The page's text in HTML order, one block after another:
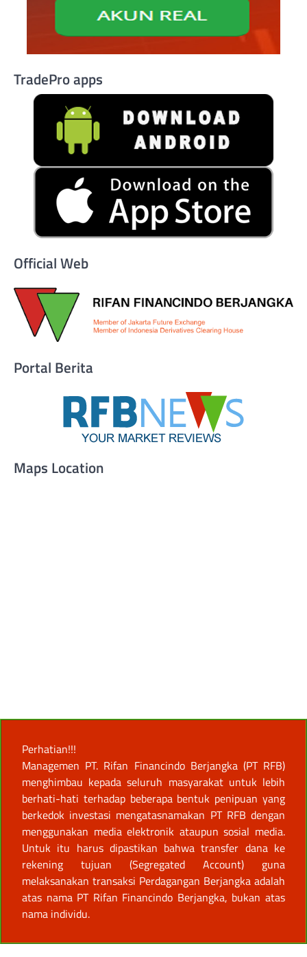
TradePro apps
Official Web
Portal Berita
Maps Location
Perhatian!!!
Managemen PT. Rifan Financindo Berjangka (PT RFB)
menghimbau kepada seluruh masyarakat untuk lebih
berhati-hati terhadap beberapa bentuk penipuan yang
berkedok investasi mengatasnamakan PT RFB dengan
menggunakan media elektronik ataupun sosial media.
Untuk itu harus dipastikan bahwa transfer dana ke
rekening tujuan (Segregated Account) guna
melaksanakan transaksi Perdagangan Berjangka adalah
atas nama PT Rifan Financindo Berjangka, bukan atas
nama individu.